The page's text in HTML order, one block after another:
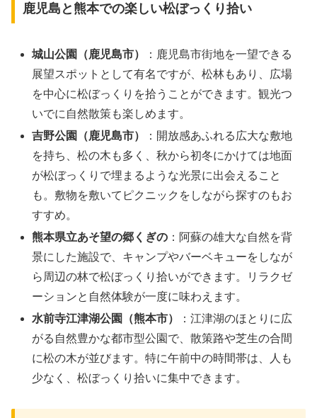
鹿児島と熊本での楽しい松ぼっくり拾い
城山公園（鹿児島市）
：鹿児島市街地を一望できる
展望スポットとして有名ですが、松林もあり、広場
を中心に松ぼっくりを拾うことができます。観光つ
いでに自然散策も楽しめます。
吉野公園（鹿児島市）
：開放感あふれる広大な敷地
を持ち、松の木も多く、秋から初冬にかけては地面
が松ぼっくりで埋まるような光景に出会えること
も。敷物を敷いてピクニックをしながら探すのもお
すすめ。
熊本県立あそ望の郷くぎの ：阿蘇の雄大な自然を背
景にした施設で、キャンプやバーベキューをしなが
ら周辺の林で松ぼっくり拾いができます。リラクゼ
ーションと自然体験が一度に味わえます。
水前寺江津湖公園（熊本市）
：江津湖のほとりに広
がる自然豊かな都市型公園で、散策路や芝生の合間
に松の木が並びます。特に午前中の時間帯は、人も
少なく、松ぼっくり拾いに集中できます。